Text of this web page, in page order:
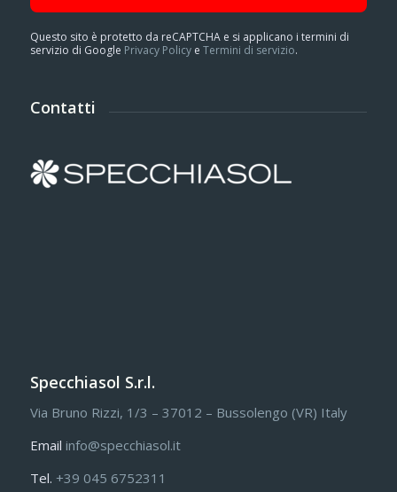
Questo sito è protetto da reCAPTCHA e si applicano i termini di
servizio di Google Privacy Policye Termini di servizio.
Contatti
Specchiasol S.r.l.
Via Bruno Rizzi, 1/3 – 37012 – Bussolengo (VR) Italy
Email info@specchiasol.it
Tel. +39 045 6752311